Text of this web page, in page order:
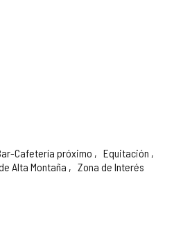
Cafetería próximo
Equitación
Alta Montaña
Zona de Interés